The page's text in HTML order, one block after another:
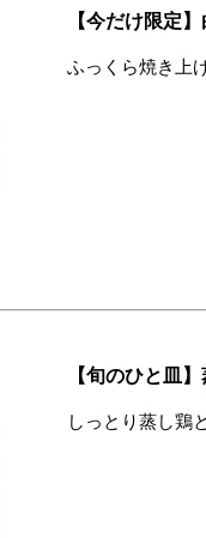
【今だけ限定
ふっくら焼き上
【旬のひと皿
しっとり蒸し鶏